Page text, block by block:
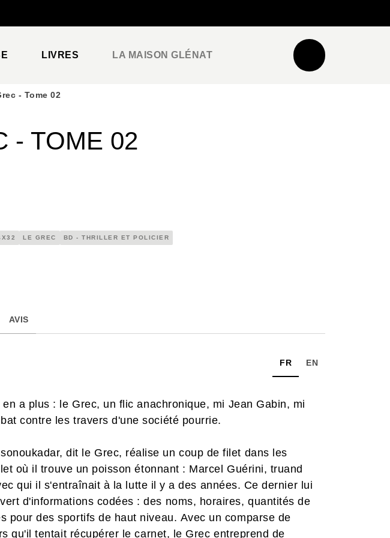
LIVRES LA MAISON GLÉNAT
- Tome 02
- TOME 02
LE GREC BD - THRILLER ET POLICIER
AVIS
FR EN
a plus : le Grec, un flic anachronique, mi Jean Gabin, mi
contre les travers d'une société pourrie.
dit le Grec, réalise un coup de filet dans les
Guérini, truand
qui il s'entraînait à la lutte il y a des années. Ce dernier lui
d'informations codées : des noms, horaires, quantités de
pour des sportifs de haut niveau. Avec un comparse de
qu'il tentait récupérer le carnet, le Grec entreprend de